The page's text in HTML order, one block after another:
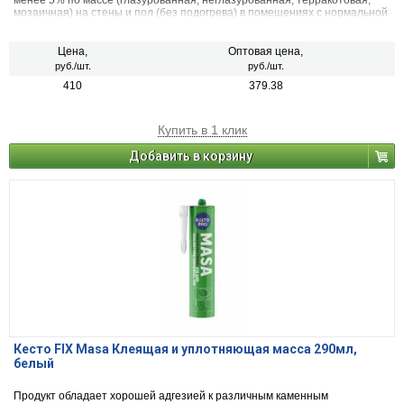
мозаичная) на стены и пол (без подогрева) в помещениях с нормальной
Цена,
руб./шт.
Оптовая цена,
руб./шт.
410 379.38
Купить в 1 клик
Добавить в корзину
Кесто FIX Masa Клеящая и уплотняющая масса 290мл,
белый
Продукт обладает хорошей адгезией к различным каменным